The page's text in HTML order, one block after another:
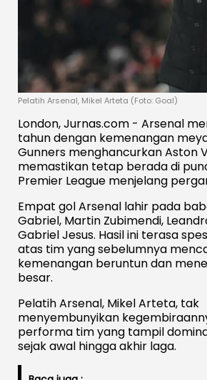
Pelatih Arsenal, Mikel Arteta (Foto: Goal)
London, Jurnas.com - Arsenal
tahun dengan kemenangan
Gunners menghancurkan Aston
memastikan tetap berada di
Premier League menjelang
Empat gol Arsenal lahir pada
Gabriel, Martin Zubimendi,
Gabriel Jesus. Hasil ini terasa
atas tim yang sebelumnya
kemenangan beruntun dan
besar.
Pelatih Arsenal, Mikel Arteta, tak
menyembunyikan
performa tim yang tampil
sejak awal hingga akhir laga.